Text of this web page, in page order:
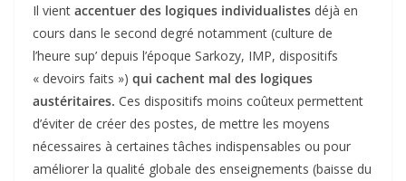
Il vient accentuer des logiques individualistes déjà en
cours dans le second degré notamment (culture de
l’heure sup’ depuis l’époque Sarkozy, IMP, dispositifs
« devoirs faits ») qui cachent mal des logiques
austéritaires. Ces dispositifs moins coûteux permettent
d’éviter de créer des postes, de mettre les moyens
nécessaires à certaines tâches indispensables ou pour
améliorer la qualité globale des enseignements (baisse du